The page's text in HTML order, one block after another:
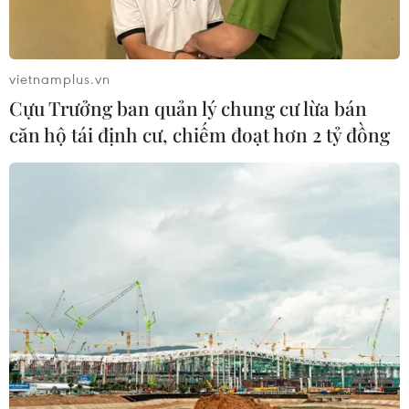
Áp thấp nhiệt đới đã suy yếu thành
Thứ trưởng Phan Thị Thắng thăm,
động viên lực lượng tìm kiếm hài cốt
liệt sĩ tại Công viên Lê Thị Riêng
Quy định chức năng, nhiệm vụ,
quyền hạn và cơ cấu tổ chức của Bộ Y
tế
08/08/2026 14:03
vietnamplus.vn
Cựu Trưởng ban quản lý chung cư lừa bán
căn hộ tái định cư, chiếm đoạt hơn 2 tỷ đồng